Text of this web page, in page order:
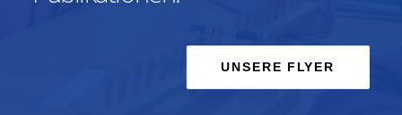
UNSERE FLYER